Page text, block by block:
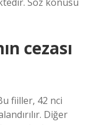
cezası
fiiller, 42 nci
Diğer